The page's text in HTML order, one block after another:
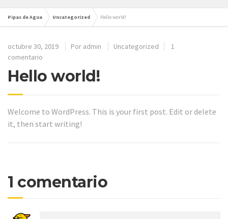
Pipas de Agua Uncategorized Hello world!
octubre 30, 2019 Por admin Uncategorized
1
comentario
Hello world!
Welcome to WordPress. This is your first post. Edit or delete
it, then start writing!
1 comentario